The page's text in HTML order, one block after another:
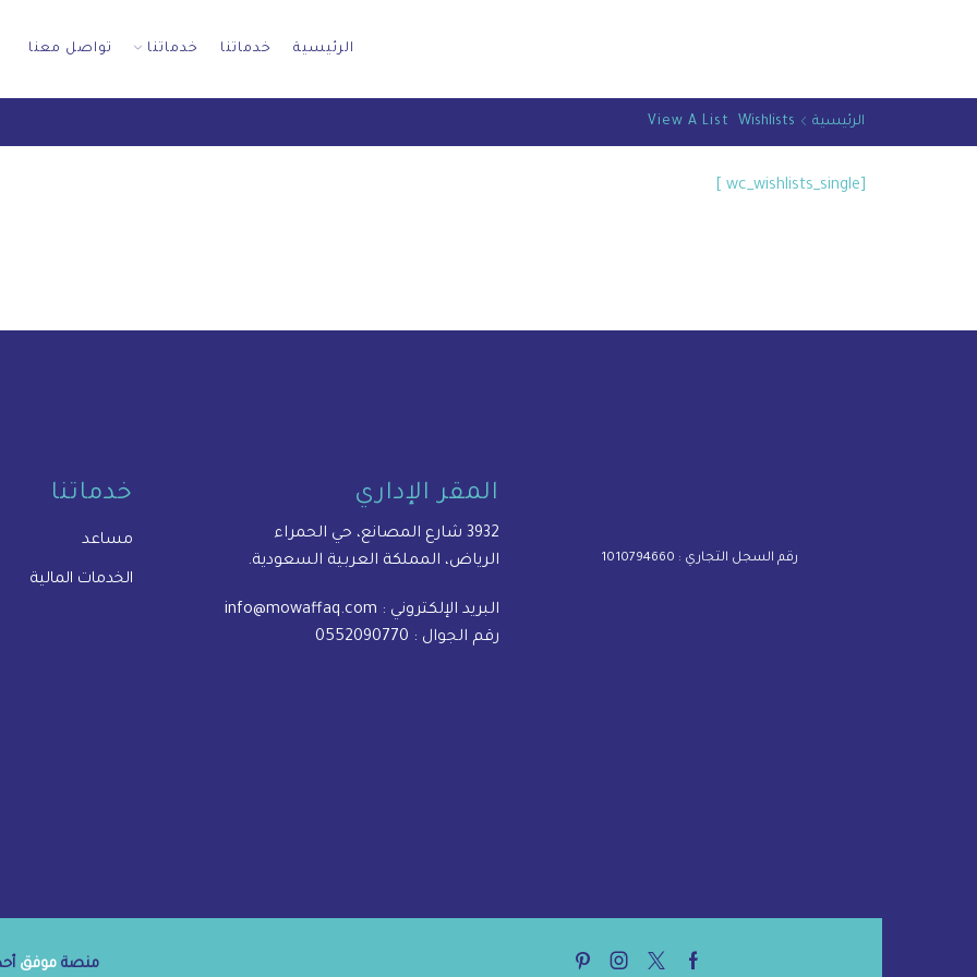
الرئيسية خدماتنا خدماتنا تواصل معنا
الرئيسية Wishlists
View A List
[wc_wishlists_single ]
خدماتنا
مساعد
الخدمات المالية
المقر الإداري
3932 شارع المصانع، حي الحمراء
الرياض، المملكة العربية السعودية.
البريد الإلكتروني : info@mowaffaq.com
رقم الجوال : 0552090770
رقم السجل التجاري : 1010794660
منصة موفق Facebook
Twitter
Instagram
Pinterest